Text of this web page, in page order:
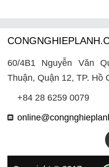
60/4B1 Nguyễn Văn
Thuận, Quận 12, TP. Hồ
+84 28 6259 0079